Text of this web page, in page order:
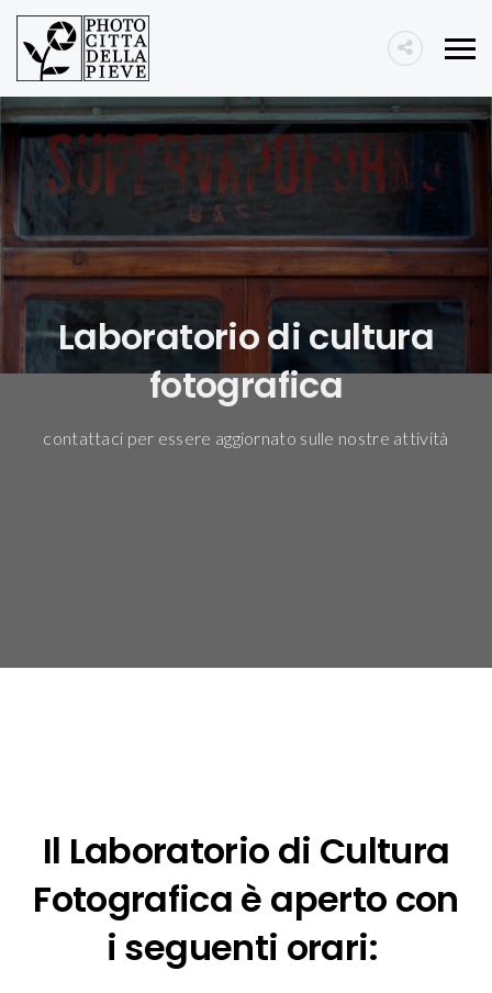
Laboratorio di cultura
fotografica
contattaci per essere aggiornato sulle nostre attività
Il Laboratorio di Cultura
Fotografica è aperto con
i seguenti orari: